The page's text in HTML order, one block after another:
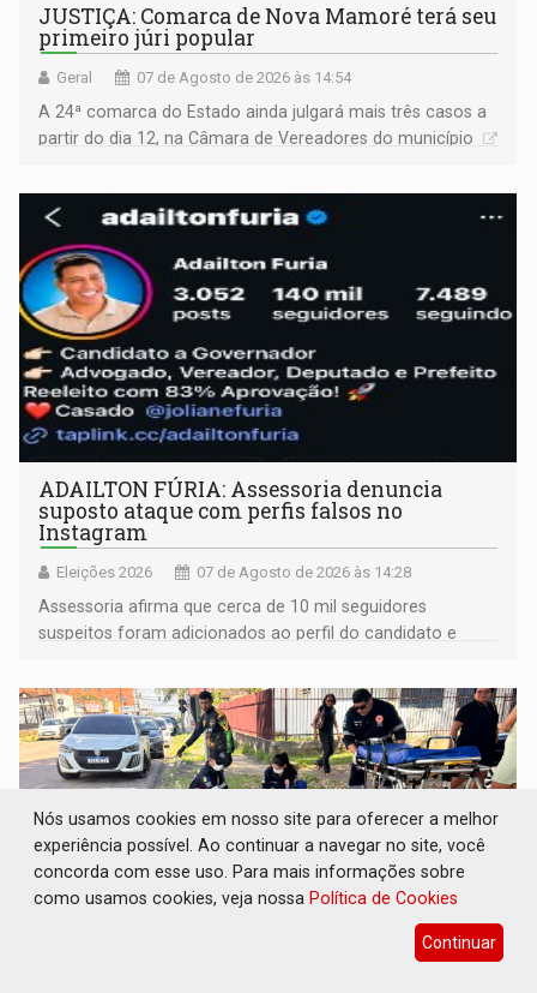
JUSTIÇA: Comarca de Nova Mamoré terá seu
primeiro júri popular
Geral 07 de Agosto de 2026 às 14:54
A 24ª comarca do Estado ainda julgará mais três casos a
partir do dia 12, na Câmara de Vereadores do município
ADAILTON FÚRIA: Assessoria denuncia
suposto ataque com perfis falsos no
Instagram
Eleições 2026 07 de Agosto de 2026 às 14:28
Assessoria afirma que cerca de 10 mil seguidores
suspeitos foram adicionados ao perfil do candidato e
remover as contas
Nós usamos cookies em nosso site para oferecer a melhor
experiência possível. Ao continuar a navegar no site, você
concorda com esse uso. Para mais informações sobre
como usamos cookies, veja nossa Política de Cookies
Continuar